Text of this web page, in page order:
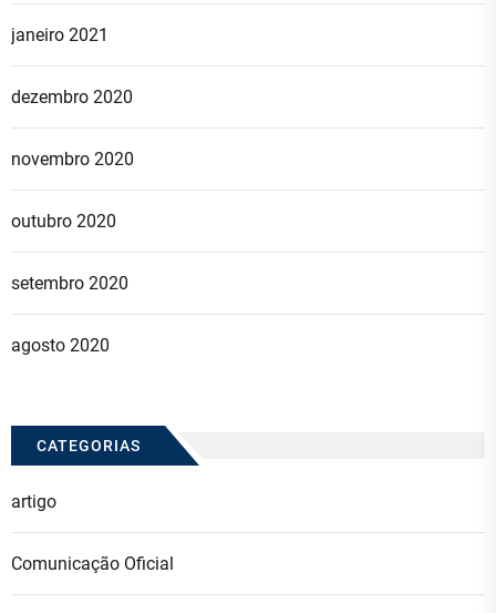
janeiro 2021
dezembro 2020
novembro 2020
outubro 2020
setembro 2020
agosto 2020
CATEGORIAS
artigo
Comunicação Oficial